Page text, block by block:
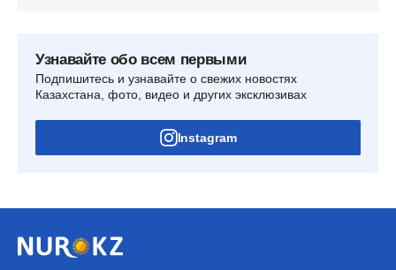
Узнавайте обо всем первыми
Подпишитесь и узнавайте о свежих новостях
Казахстана, фото, видео и других эксклюзивах
Instagram